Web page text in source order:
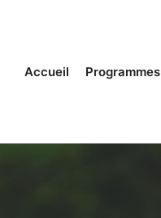
Accueil Programmes